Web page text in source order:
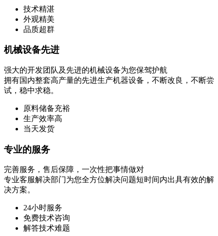
技术精湛
外观精美
品质超群
机械设备先进
强大的开发团队及先进的机械设备为您保驾护航
拥有国内整套高产量的先进生产机器设备，不断改良，不断尝
试，稳中求稳。
原料储备充裕
生产效率高
当天发货
专业的服务
完善服务，售后保障，一次性把事情做对
专业客服解决部门为您全方位解决问题短时间内出具有效的解
决方案。
24小时服务
免费技术咨询
解答技术难题